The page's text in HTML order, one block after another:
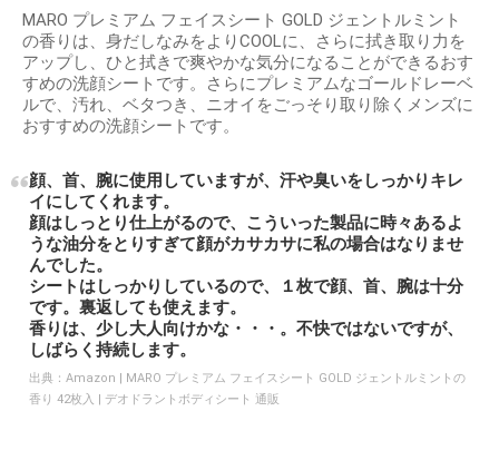
MARO プレミアム フェイスシート GOLD ジェントルミント
の香りは、身だしなみをよりCOOLに、さらに拭き取り力を
アップし、ひと拭きで爽やかな気分になることができるおす
すめの洗顔シートです。さらにプレミアムなゴールドレーベ
ルで、汚れ、ベタつき、ニオイをごっそり取り除くメンズに
おすすめの洗顔シートです。
顔、首、腕に使用していますが、汗や臭いをしっかりキレ
イにしてくれます。
顔はしっとり仕上がるので、こういった製品に時々あるよ
うな油分をとりすぎて顔がカサカサに私の場合はなりませ
んでした。
シートはしっかりしているので、１枚で顔、首、腕は十分
です。裏返しても使えます。
香りは、少し大人向けかな・・・。不快ではないですが、
しばらく持続します。
出典： Amazon | MARO プレミアム フェイスシート GOLD ジェントルミントの
香り 42枚入 | デオドラントボディシート 通販